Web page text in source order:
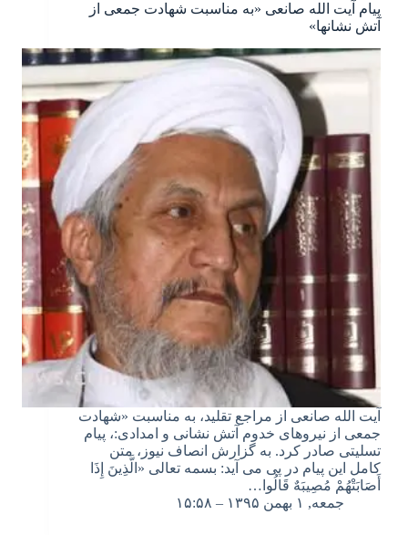
پیام آیت الله صانعی «به مناسبت شهادت جمعی از
آتش نشانها»
آیت الله صانعی از مراجع تقلید، به مناسبت «شهادت
جمعی از نیروهای خدوم آتش نشانی و امدادی:، پیام
تسلیتی صادر کرد. به گزارش انصاف نیوز، متن
کامل این پیام در پی می آید: بسمه تعالی «الَّذِینَ إِذَا
أَصَابَتْهُمْ مُصِیبَهٌ قَالُوا…
جمعه, ۱ بهمن ۱۳۹۵ – ۱۵:۵۸